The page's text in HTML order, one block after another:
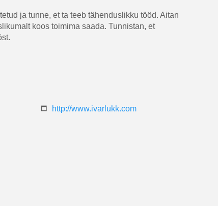
ja tunne, et ta teeb tähenduslikku tööd. Aitan
koos toimima saada. Tunnistan, et
http://www.ivarlukk.com